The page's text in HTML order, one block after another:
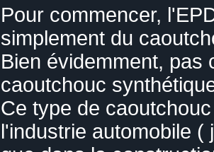
Pour commencer,
simplement du
Bien évidemment, pas
caoutchouc
Ce type de
l'industrie automobile